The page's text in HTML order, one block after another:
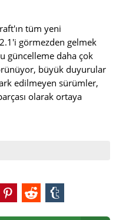
tüm yeni
görmezden gelmek
güncelleme daha çok
büyük duyurular
edilmeyen sürümler,
olarak ortaya